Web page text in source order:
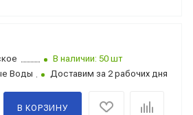
В наличии: 50 шт
Воды Доставим за 2 рабочих дня
В КОРЗИНУ